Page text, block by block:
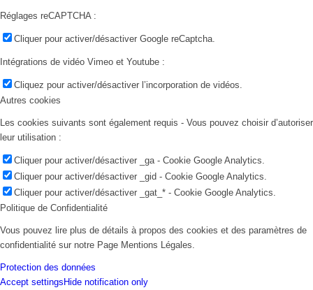
Réglages reCAPTCHA :
Cliquer pour activer/désactiver Google reCaptcha.
Intégrations de vidéo Vimeo et Youtube :
Cliquez pour activer/désactiver l’incorporation de vidéos.
Autres cookies
Les cookies suivants sont également requis - Vous pouvez choisir d’autoriser
leur utilisation :
Cliquer pour activer/désactiver _ga - Cookie Google Analytics.
Cliquer pour activer/désactiver _gid - Cookie Google Analytics.
Cliquer pour activer/désactiver _gat_* - Cookie Google Analytics.
Politique de Confidentialité
Vous pouvez lire plus de détails à propos des cookies et des paramètres de
confidentialité sur notre Page Mentions Légales.
Protection des données
Accept settings Hide notification only